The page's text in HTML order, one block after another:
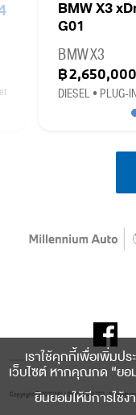
BMW X3
G01
BMW X3
฿2,650,000
DIESEL • PLUG-
Copyright © 2022 MILLENNIUM AUTO . All rights
เราใช้คุกกี้เพื่อเพิ่มป
เว็บไซต์ หากคุณกด “ยอ
ยินยอมให้มีการใช้